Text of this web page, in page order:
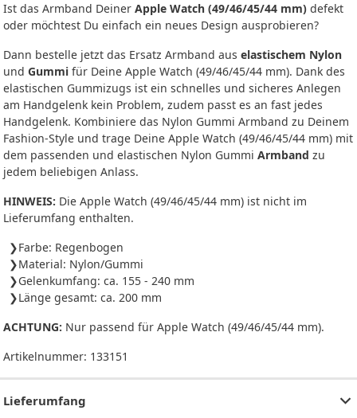
Ist das Armband Deiner Apple Watch (49/46/45/44 mm) defekt
oder möchtest Du einfach ein neues Design ausprobieren?
Dann bestelle jetzt das Ersatz Armband aus elastischem Nylon
und Gummi für Deine Apple Watch (49/46/45/44 mm). Dank des
elastischen Gummizugs ist ein schnelles und sicheres Anlegen
am Handgelenk kein Problem, zudem passt es an fast jedes
Handgelenk. Kombiniere das Nylon Gummi Armband zu Deinem
Fashion-Style und trage Deine Apple Watch (49/46/45/44 mm) mit
dem passenden und elastischen Nylon Gummi Armband zu
jedem beliebigen Anlass.
HINWEIS: Die Apple Watch (49/46/45/44 mm) ist nicht im
Lieferumfang enthalten.
Farbe: Regenbogen
Material: Nylon/Gummi
Gelenkumfang: ca. 155 - 240 mm
Länge gesamt: ca. 200 mm
ACHTUNG: Nur passend für Apple Watch (49/46/45/44 mm).
Artikelnummer: 133151
Lieferumfang